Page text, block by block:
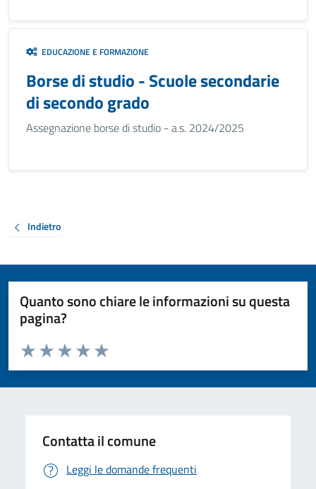
EDUCAZIONE E FORMAZIONE
Borse di studio - Scuole secondarie
di secondo grado
Assegnazione borse di studio - a.s. 2024/2025
Indietro
Quanto sono chiare le informazioni su questa
pagina?
Valuta da 1 a 5 stelle la pagina
Valuta 5 stelle su 5
Valuta 4 stelle su 5
Valuta 3 stelle su 5
Valuta 2 stelle su 5
Valuta 1 stelle su 5
Contatta il comune
Leggi le domande frequenti